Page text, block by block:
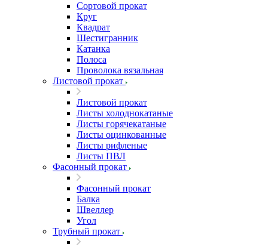
Сортовой прокат
Круг
Квадрат
Шестигранник
Катанка
Полоса
Проволока вязальная
Листовой прокат
Листовой прокат
Листы холоднокатаные
Листы горячекатаные
Листы оцинкованные
Листы рифленые
Листы ПВЛ
Фасонный прокат
Фасонный прокат
Балка
Швеллер
Угол
Трубный прокат